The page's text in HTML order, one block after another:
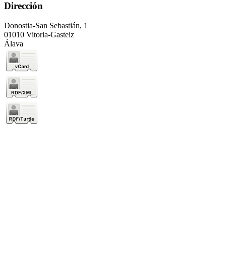
Dirección
Donostia-San Sebastián, 1
01010 Vitoria-Gasteiz
Álava